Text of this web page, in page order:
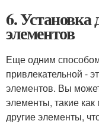
6.
элементов
Еще одним
привлекательной -
элементов. Вы
элементы, такие
другие элементы,